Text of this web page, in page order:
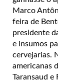
Marco
feira de
presidente
e insumos
cervejarias.
americanas
Taransaud e